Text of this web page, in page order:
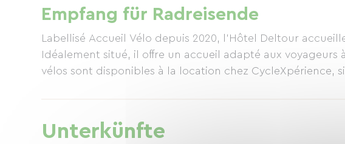
Empfang für Radreisende
Labellisé Accueil Vélo depuis 2020, l'Hôtel Deltour
Idéalement situé, il offre un accueil adapté aux voyageurs
vélos sont disponibles à la location chez CycleXpérience,
Unterkünfte